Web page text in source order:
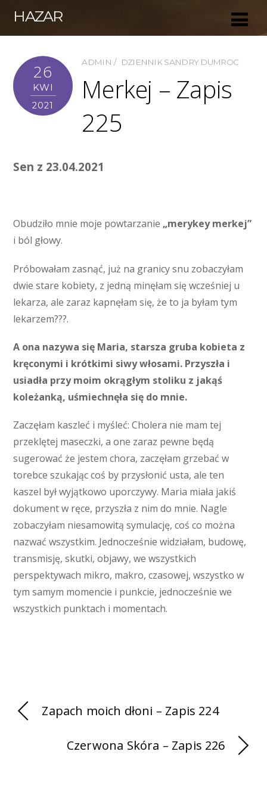
HAZAR
26
KWI
2021
ADMIN DZIENNIK SANDRY DUMROC
Merkej – Zapis
225
Sen z 23.04.2021
Obudziło mnie moje powtarzanie „merykey merkej”
i ból głowy.
Próbowałam zasnąć, już na granicy snu zobaczyłam
dwie stare kobiety, z jedną minęłam się wcześniej u
lekarza, ale zaraz kapnęłam się, że to ja byłam tym
lekarzem???.
A ona nazywa się Maria, starsza gruba kobieta z
kręconymi i krótkimi siwy włosami. Przyszła i
usiadła przy moim okrągłym stoliku z jakąś
koleżanką, uśmiechnęła się do mnie.
Zaczęłam kaszleć i myśleć: Cholera nie mam tej
przeklętej maseczki, a one zaraz pewne będą
sugerować że jestem chora, zaczęłam grzebać w
torebce szukając coś by przysłonić usta, ale ten
kaszel był wyjątkowo uporczywy. Maria miała jakiś
dokument w ręce, przyszła z nim do mnie. Nagle
zobaczyłam niesamowitą symulację, coś co można
nazwać wszystkim. Jednocześnie widziałam, budowę,
transmisję, skutki, objawy, we wszystkich
perspektywach mikro, makro, czasowej, wszystko w
tym samym momencie i punkcie, jednocześnie we
wszystkich punktach i momentach.
Zapach moich dłoni – Zapis 224
Czerwona Skóra – Zapis 226